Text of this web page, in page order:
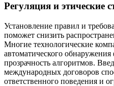
Регуляция и этические
Установление правил и
поможет снизить
Многие технологические
автоматического
прозрачность алгоритмов.
международных договоров
ответственного поведения и